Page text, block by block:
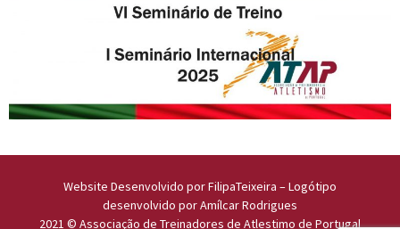
Website Desenvolvido porFilipaTeixeira – Logótipo
desenvolvido porAmílcar Rodrigues
2021 © Associação de Treinadores de Atlestimo de Portugal